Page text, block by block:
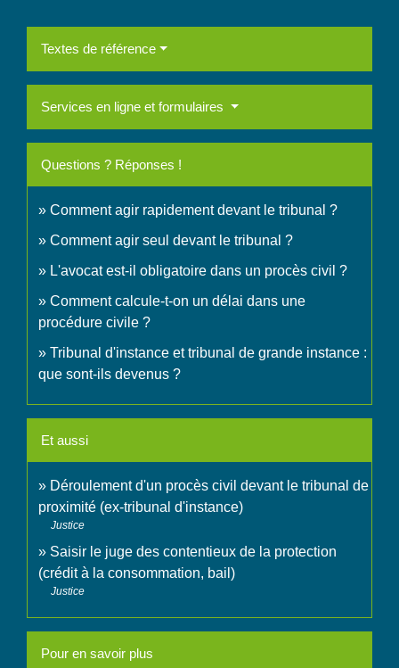
Textes de référence
Services en ligne et formulaires
Questions ? Réponses !
Comment agir rapidement devant le tribunal ?
Comment agir seul devant le tribunal ?
L'avocat est-il obligatoire dans un procès civil ?
Comment calcule-t-on un délai dans une
procédure civile ?
Tribunal d'instance et tribunal de grande instance :
que sont-ils devenus ?
Et aussi
Déroulement d'un procès civil devant le tribunal de
proximité (ex-tribunal d'instance)
Justice
Saisir le juge des contentieux de la protection
(crédit à la consommation, bail)
Justice
Pour en savoir plus